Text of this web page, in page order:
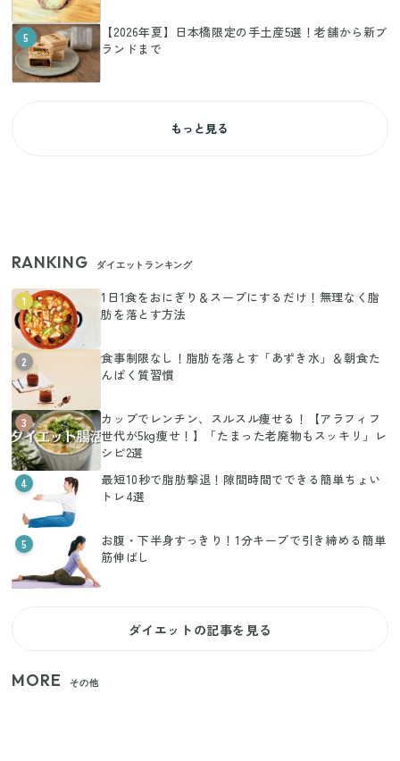
5
【2026年夏】日本橋限定の手土産5選！老舗から新ブ
ランドまで
もっと見る
RANKING ダイエットランキング
1
1日1食をおにぎり＆スープにするだけ！無理なく脂
肪を落とす方法
2
食事制限なし！脂肪を落とす「あずき水」＆朝食た
んぱく質習慣
3
カップでレンチン、スルスル痩せる！【アラフィフ
世代が5kg痩せ！】「たまった老廃物もスッキリ」レ
シピ2選
4
最短10秒で脂肪撃退！隙間時間でできる簡単ちょい
トレ4選
5
お腹・下半身すっきり！1分キープで引き締める簡単
筋伸ばし
ダイエットの記事を見る
MORE その他